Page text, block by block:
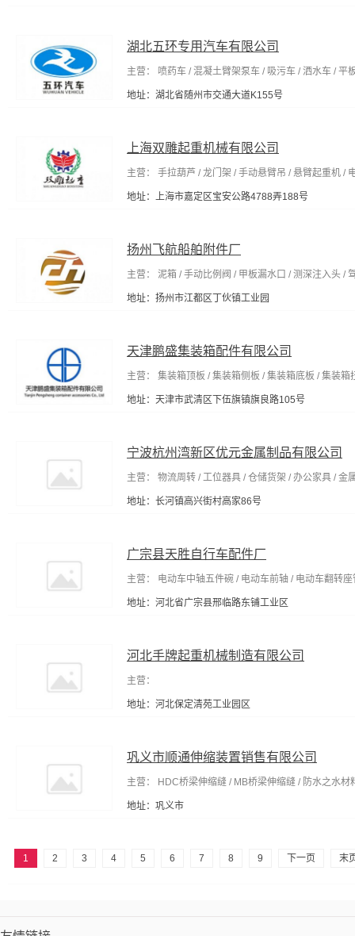
湖北五环专用汽车有限公司
主营： 喷药车 / 混凝土臂架泵车 / 吸污车 / 洒水车 / 平
地址：湖北省随州市交通大道K155号
上海双雕起重机械有限公司
主营： 手拉葫芦 / 龙门架 / 手动悬臂吊 / 悬臂起重机 /
地址：上海市嘉定区宝安公路4788弄188号
扬州飞航船舶附件厂
主营： 泥箱 / 手动比例阀 / 甲板漏水口 / 测深注入头 /
地址：扬州市江都区丁伙镇工业园
天津鹏盛集装箱配件有限公司
主营： 集装箱顶板 / 集装箱侧板 / 集装箱底板 / 集装箱
地址：天津市武清区下伍旗镇旗良路105号
宁波杭州湾新区优元金属制品有限公司
主营： 物流周转 / 工位器具 / 仓储货架 / 办公家具 / 金
地址：长河镇高兴街村高家86号
广宗县天胜自行车配件厂
主营： 电动车中轴五件碗 / 电动车前轴 / 电动车翻转
地址：河北省广宗县邢临路东铺工业区
河北手牌起重机械制造有限公司
主营：
地址：河北保定清苑工业园区
巩义市顺通伸缩装置销售有限公司
主营： HDC桥梁伸缩缝 / MB桥梁伸缩缝 / 防水之水材
地址：巩义市
1 2 3 4 5 6 7 8 9 下一页 末